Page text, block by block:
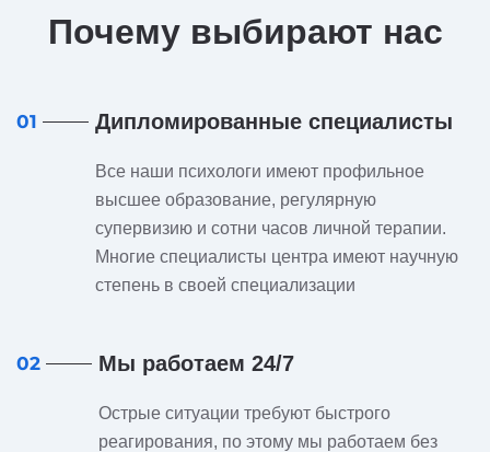
Почему выбирают нас
01 Дипломированные специалисты
Все наши психологи имеют профильное
высшее образование, регулярную
супервизию и сотни часов личной терапии.
Многие специалисты центра имеют научную
степень в своей специализации
02 Мы работаем 24/7
Острые ситуации требуют быстрого
реагирования, по этому мы работаем без